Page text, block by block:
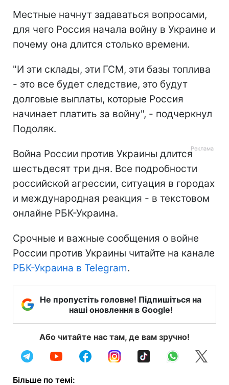
Местные начнут задаваться вопросами,
для чего Россия начала войну в Украине и
почему она длится столько времени.
"И эти склады, эти ГСМ, эти базы топлива
- это все будет следствие, это будут
долговые выплаты, которые Россия
начинает платить за войну", - подчеркнул
Подоляк.
Война России против Украины длится
шестьдесят три дня. Все подробности
российской агрессии, ситуация в городах
и международная реакция - в текстовом
онлайне РБК-Украина.
Срочные и важные сообщения о войне
России против Украины читайте на канале
РБК-Украина в Telegram.
Не пропустіть головне! Підпишіться на
наші оновлення в Google!
Або читайте нас там, де вам зручно!
Більше по темі: